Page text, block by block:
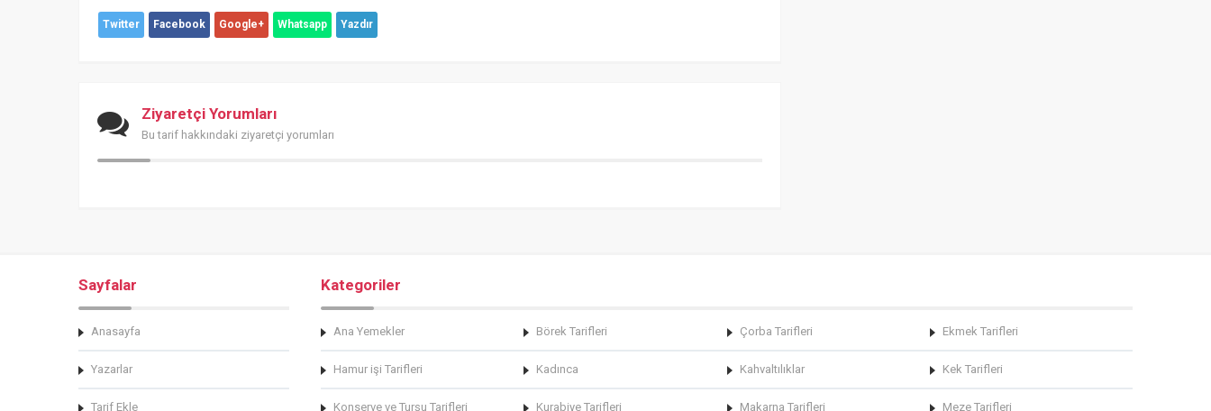
Twitter Facebook Google+ Whatsapp Yazdır
Ziyaretçi Yorumları
Bu tarif hakkındaki ziyaretçi yorumları
Sayfalar
Anasayfa
Yazarlar
Tarif Ekle
Kategoriler
Ana Yemekler Börek Tarifleri Çorba Tarifleri Ekmek Tarifleri
Hamur işi Tarifleri Kadınca Kahvaltılıklar Kek Tarifleri
Konserve ve Turşu Tarifleri Kurabiye Tarifleri Makarna Tarifleri Meze Tarifleri